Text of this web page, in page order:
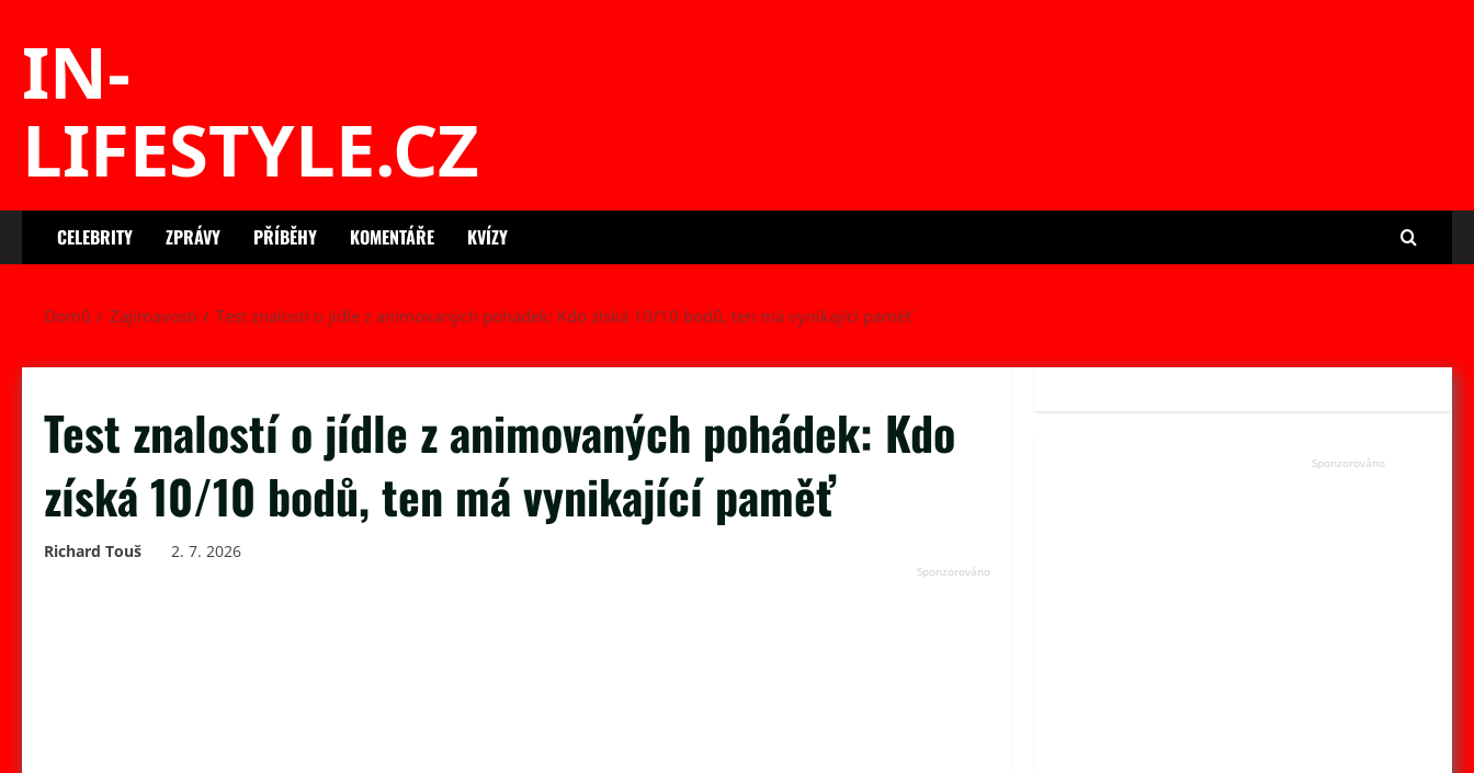
IN-
LIFESTYLE.CZ
CELEBRITY ZPRÁVY PŘÍBĚHY KOMENTÁŘE KVÍZY
Domů Zajímavosti Test znalostí o jídle z animovaných pohádek: Kdo získá 10/10 bodů, ten má vynikající paměť
Test znalostí o jídle z animovaných pohádek: Kdo
získá 10/10 bodů, ten má vynikající paměť
Richard Touš 2. 7. 2026